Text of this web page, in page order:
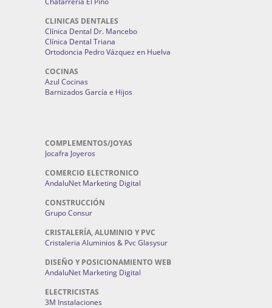
CLINICAS DENTALES
Clínica Dental Dr. Mancebo
Clínica Dental Triana
Ortodoncia Pedro Vázquez en Huelva
COCINAS
Azul Cocinas
Barnizados García e Hijos
COMPLEMENTOS/JOYAS
Jocafra Joyeros
COMERCIO ELECTRONICO
AndaluNet Marketing Digital
CONSTRUCCIÓN
Grupo Consur
CRISTALERÍA, ALUMINIO Y PVC
Cristaleria Aluminios & Pvc Glasysur
DISEÑO Y POSICIONAMIENTO WEB
AndaluNet Marketing Digital
ELECTRICISTAS
3M Instalaciones